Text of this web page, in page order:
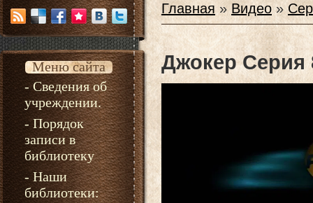
Меню сайта
- Сведения об
учреждении.
- Порядок
записи в
библиотеку
- Наши
библиотеки:
Главная »Видео »
Джокер Серия